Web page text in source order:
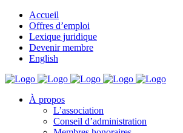
Accueil
Offres d’emploi
Lexique juridique
Devenir membre
English
À propos
L’association
Conseil d’administration